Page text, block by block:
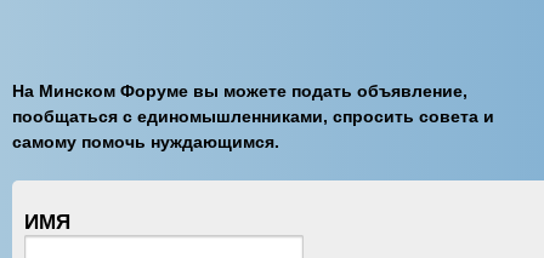
На Минском Форуме вы можете подать объявление,
пообщаться с единомышленниками, спросить совета и
самому помочь нуждающимся.
ИМЯ